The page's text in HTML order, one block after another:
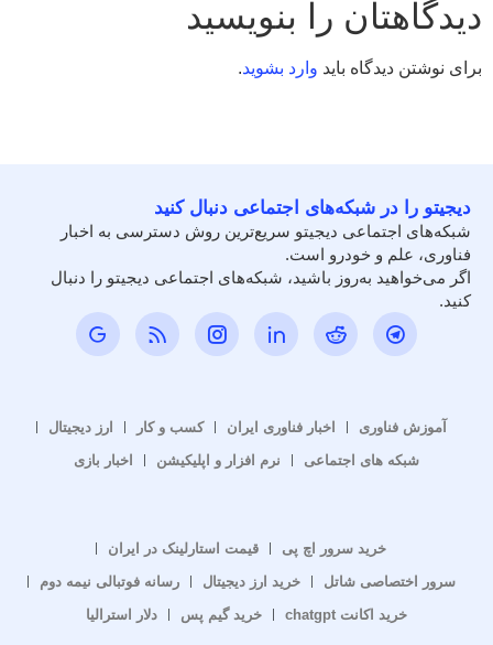
دیدگاهتان را بنویسید
برای نوشتن دیدگاه باید وارد بشوید.
دیجیتو را در شبکه‌های اجتماعی دنبال کنید
شبکه‌های اجتماعی دیجیتو سریع‌ترین روش دسترسی به اخبار
فناوری، علم و خودرو است.
اگر می‌خواهید به‌روز باشید، شبکه‌های اجتماعی دیجیتو را دنبال
کنید.
آموزش فناوری اخبار فناوری ایران کسب و کار
ارز دیجیتال
شبکه های اجتماعی
نرم افزار و اپلیکیشن اخبار بازی
خرید سرور اچ پی
قیمت استارلینک در ایران
سرور اختصاصی شاتل
خرید ارز دیجیتال
رسانه فوتبالی نیمه دوم
خرید اکانت chatgpt
خرید گیم پس دلار استرالیا